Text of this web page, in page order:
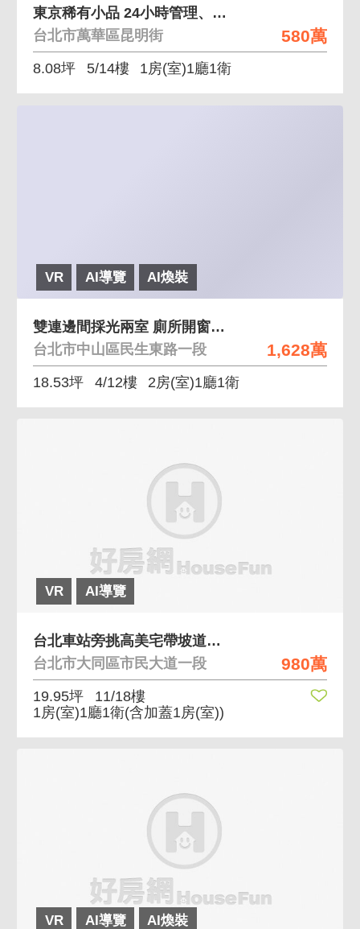
580萬
東京稀有小品 24小時管理、代收垃圾、代收包
台北市萬華區昆明街
8.08坪 5/14樓 1房(室)1廳1衛
VR AI導覽 AI煥裝
1,628萬
雙連邊間採光兩室 廁所開窗、捷運站450公尺
台北市中山區民生東路一段
18.53坪 4/12樓 2房(室)1廳1衛
VR AI導覽
980萬
台北車站旁挑高美宅帶坡道平面車位自用收租皆宜 高樓
台北市大同區市民大道一段
19.95坪
11/18樓
1房(室)1廳1衛(含加蓋1房(室))
VR AI導覽 AI煥裝